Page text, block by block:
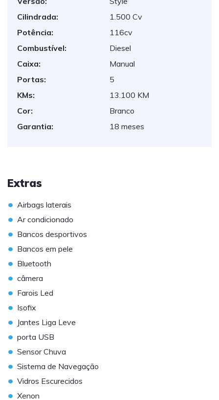
Cilindrada:
1.500 Cv
Potência:
116cv
Combustível:
Diesel
Caixa:
Manual
Portas:
5
KMs:
13.100 KM
Cor:
Branco
Garantia:
18 meses
Extras
• Airbags laterais
• Ar condicionado
• Bancos desportivos
• Bancos em pele
• Bluetooth
• câmera
• Farois Led
• Isofix
• Jantes Liga Leve
• porta USB
• Sensor Chuva
• Sistema de Navegação
• Vidros Escurecidos
• Xenon